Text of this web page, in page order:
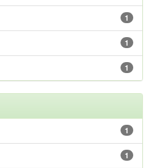
1
1
1
1
1